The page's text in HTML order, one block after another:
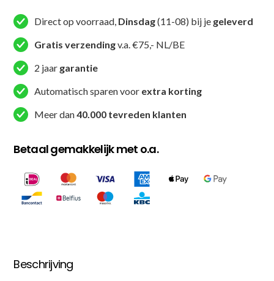
Blauw
Zilver
aantal
Direct op voorraad, Dinsdag(11-08) bij je geleverd
Gratis verzendingv.a. €75,- NL/BE
2 jaar garantie
Automatisch sparen voor extra korting
Meer dan40.000 tevreden klanten
Betaal gemakkelijk met o.a.
Beschrijving